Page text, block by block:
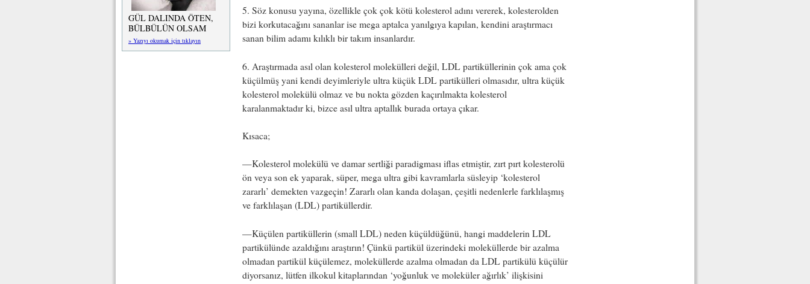
GÜL DALINDA ÖTEN,
BÜLBÜLÜN OLSAM
» Yazıyı okumak için tıklayın
5. Söz konusu yayına, özellikle çok çok kötü kolesterol adını vererek, kolesterolden
bizi korkutacağını sananlar ise mega aptalca yanılgıya kapılan, kendini araştırmacı
sanan bilim adamı kılıklı bir takım insanlardır.
6. Araştırmada asıl olan kolesterol molekülleri değil, LDL partiküllerinin çok ama çok
küçülmüş yani kendi deyimleriyle ultra küçük LDL partikülleri olmasıdır, ultra küçük
kolesterol molekülü olmaz ve bu nokta gözden kaçırılmakta kolesterol
karalanmaktadır ki, bizce asıl ultra aptallık burada ortaya çıkar.
Kısaca;
—Kolesterol molekülü ve damar sertliği paradigması iflas etmiştir, zırt pırt kolesterolü
ön veya son ek yaparak, süper, mega ultra gibi kavramlarla süsleyip ‘kolesterol
zararlı’ demekten vazgeçin! Zararlı olan kanda dolaşan, çeşitli nedenlerle farklılaşmış
ve farklılaşan (LDL) partiküllerdir.
—Küçülen partiküllerin (small LDL) neden küçüldüğünü, hangi maddelerin LDL
partikülünde azaldığını araştırın! Çünkü partikül üzerindeki moleküllerde bir azalma
olmadan partikül küçülemez, moleküllerde azalma olmadan da LDL partikülü küçülür
diyorsanız, lütfen ilkokul kitaplarından ‘yoğunluk ve moleküler ağırlık’ ilişkisini